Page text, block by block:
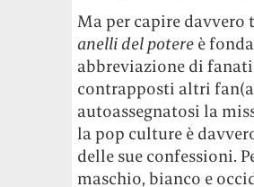
Ma per capire davvero
anelli del potere è
abbreviazione di
contrapposti altri
autoassegnatosi la
la pop culture è
delle sue confessioni.
maschio, bianco e